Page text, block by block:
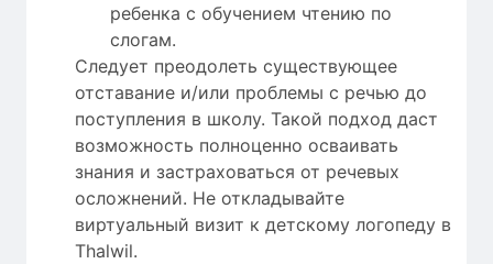
ребенка с обучением чтению по
слогам.
Следует преодолеть существующее
отставание и/или проблемы с речью до
поступления в школу. Такой подход даст
возможность полноценно осваивать
знания и застраховаться от речевых
осложнений. Не откладывайте
виртуальный визит к детскому логопеду в
Thalwil.